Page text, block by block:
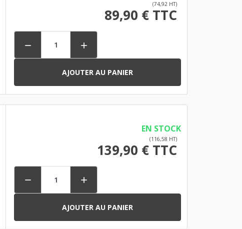
(74,92 HT)
89,90 € TTC
 
AJOUTER AU PANIER
EN STOCK
(116,58 HT)
139,90 € TTC
 
AJOUTER AU PANIER